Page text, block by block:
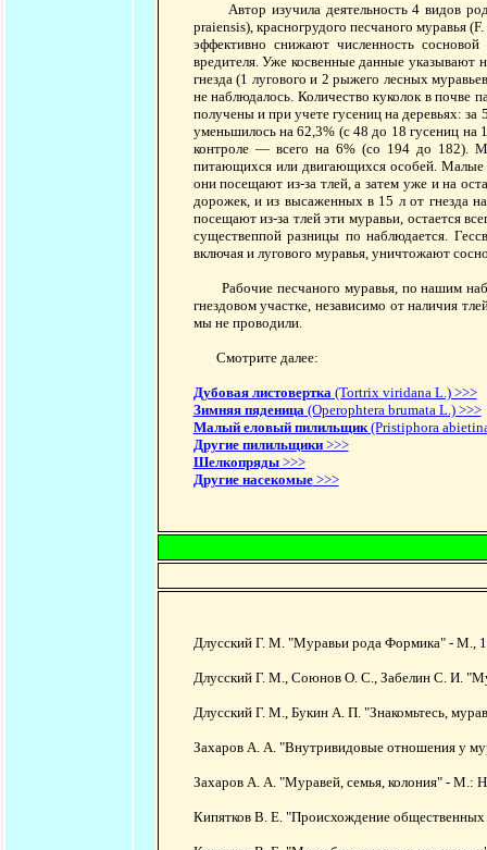
Автор изучила деятельность 4 видов
praiensis), красногрудого песчаного муравья
эффективно снижают численность
вредителя. Уже косвенные данные указывают
гнезда (1 лугового и 2 рыжего лесных
не наблюдалось. Количество куколок в почве
получены и при учете гусениц на деревьях: за
уменьшилось на 62,3% (с 48 до 18 гусениц на
контроле — всего на 6% (со 194 до 182).
питающихся или двигающихся особей. Малые
они посещают из-за тлей, а затем уже и на
дорожек, и из высаженных в 15 л от гнезда
посещают из-за тлей эти муравьи, остается
существеппой разницы по наблюдается.
включая и лугового муравья, уничтожают
Рабочие песчаного муравья, по нашим
гнездовом участке, независимо от наличия
мы не проводили.
Смотрите далее:
Дубовая листовертка(Tortrix viridana L.) >>>
Зимняя пяденица(Оperоphtera brumata L.) >>>
Малый еловый пилильщик(Pristiphora
Другие пилильщики>>>
Шелкопряды>>>
Другие насекомые>>>
Длусский Г. М. "Муравьи рода Формика" - М.,
Длусский Г. М., Союнов О. С., Забелин С. И.
Длусский Г. М., Букин А. П. "Знакомьтесь,
Захаров А. А. "Внутривидовые отношения у
Захаров А. А. "Муравей, семья, колония" - М.:
Кипятков В. Е. "Происхождение